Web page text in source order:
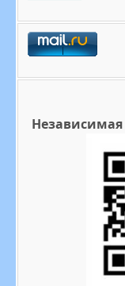
Независимая